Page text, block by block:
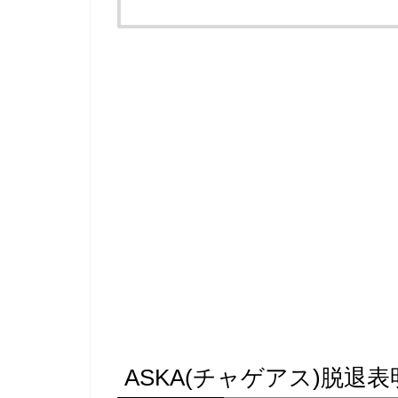
ASKA(チャゲアス)脱退